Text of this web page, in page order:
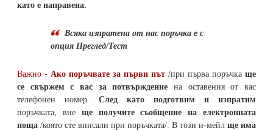
като е направена.
Всяка изпратена от нас поръчка е с
опция Преглед/Тест
Важно - Ако поръчвате за първи път /при първа поръчка ще
се свържем с вас за потвърждение на оставения от вас
телефонен номер. След като подготвим и изпратим
поръчката, вие ще получите съобщение на електронната
поща /която сте вписали при поръчката/. В този и-мейл ще има